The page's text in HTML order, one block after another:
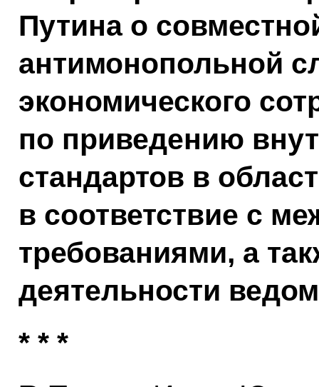
Путина о
антимонопольной
экономического
по приведению
стандартов в
в соответствие с
требованиями, а
деятельности
* * *